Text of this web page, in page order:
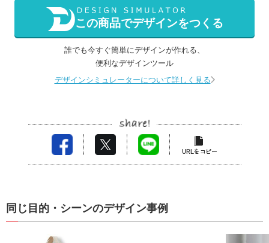
この商品でデザインをつくる
誰でも今すぐ簡単にデザインが作れる、
便利なデザインツール
デザインシミュレーターについて詳しく見る
同じ目的・シーンのデザイン事例